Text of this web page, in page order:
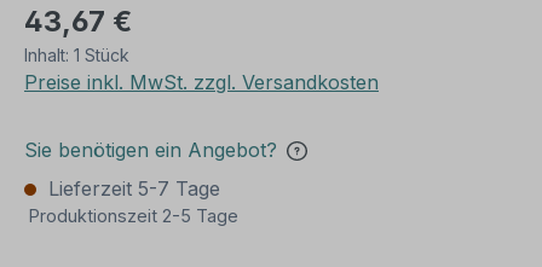
43,67 €
Inhalt: 1 Stück
Preise inkl. MwSt. zzgl. Versandkosten
Sie benötigen ein Angebot?
Lieferzeit 5-7 Tage
Produktionszeit 2-5 Tage